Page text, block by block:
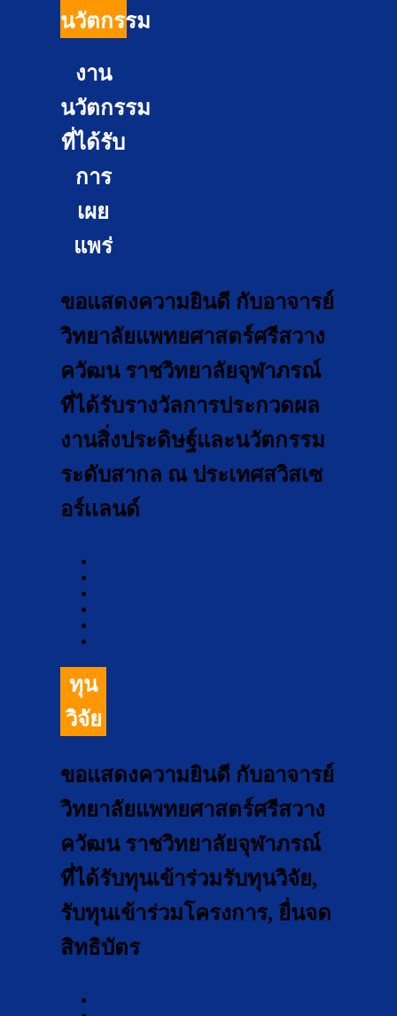
นวัตกรรม
งาน
นวัตกรรม
ที่ได้รับ
การ
เผย
แพร่
ขอแสดงความยินดี กับอาจารย์
วิทยาลัยแพทยศาสตร์ศรีสวาง
ควัฒน ราชวิทยาลัยจุฬาภรณ์
ที่ได้รับรางวัลการประกวดผล
งานสิ่งประดิษฐ์และนวัตกรรม
ระดับสากล ณ ประเทศสวิสเซ
อร์เเลนด์
ทุน
วิจัย
ขอแสดงความยินดี กับอาจารย์
วิทยาลัยแพทยศาสตร์ศรีสวาง
ควัฒน ราชวิทยาลัยจุฬาภรณ์
ที่ได้รับทุนเข้าร่วมรับทุนวิจัย,
รับทุนเข้าร่วมโครงการ, ยื่นจด
สิทธิบัตร